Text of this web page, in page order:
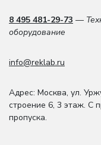
8 495 481-29-73 —
оборудование
info@reklab.ru
Адрес: Москва, ул.
строение 6, 3 этаж. С
пропуска.